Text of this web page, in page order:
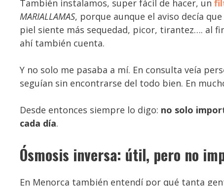
También instalamos, super fácil de hacer, un
MARIALLAMAS, porque aunque el aviso decía
piel siente más sequedad, picor, tirantez…. al
ahí también cuenta.
Y no solo me pasaba a mí. En consulta veía
seguían sin encontrarse del todo bien. En
Desde entonces siempre lo digo: no solo
cada día.
Ósmosis inversa: útil, pero no
En Menorca también entendí por qué tanta